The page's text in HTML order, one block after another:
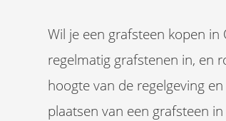
Wil je een grafsteen kopen
regelmatig grafstenen in, en
hoogte van de regelgeving
plaatsen van een grafsteen